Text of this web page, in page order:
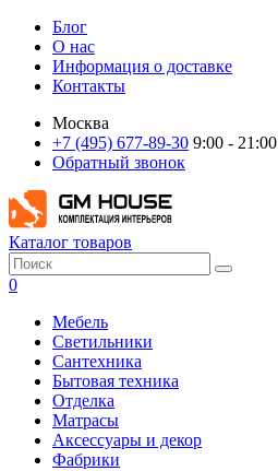
Блог
О нас
Информация о доставке
Контакты
Москва
+7 (495) 677-89-30 9:00 - 21:00
Обратный звонок
Каталог товаров
0
Мебель
Светильники
Сантехника
Бытовая техника
Отделка
Матрасы
Аксессуары и декор
Фабрики